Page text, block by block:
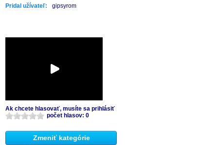
Pridal užívateľ: gipsyrom
Ak chcete hlasovať, musíte sa prihlásiť
počet hlasov: 0
Zmeniť kategórie